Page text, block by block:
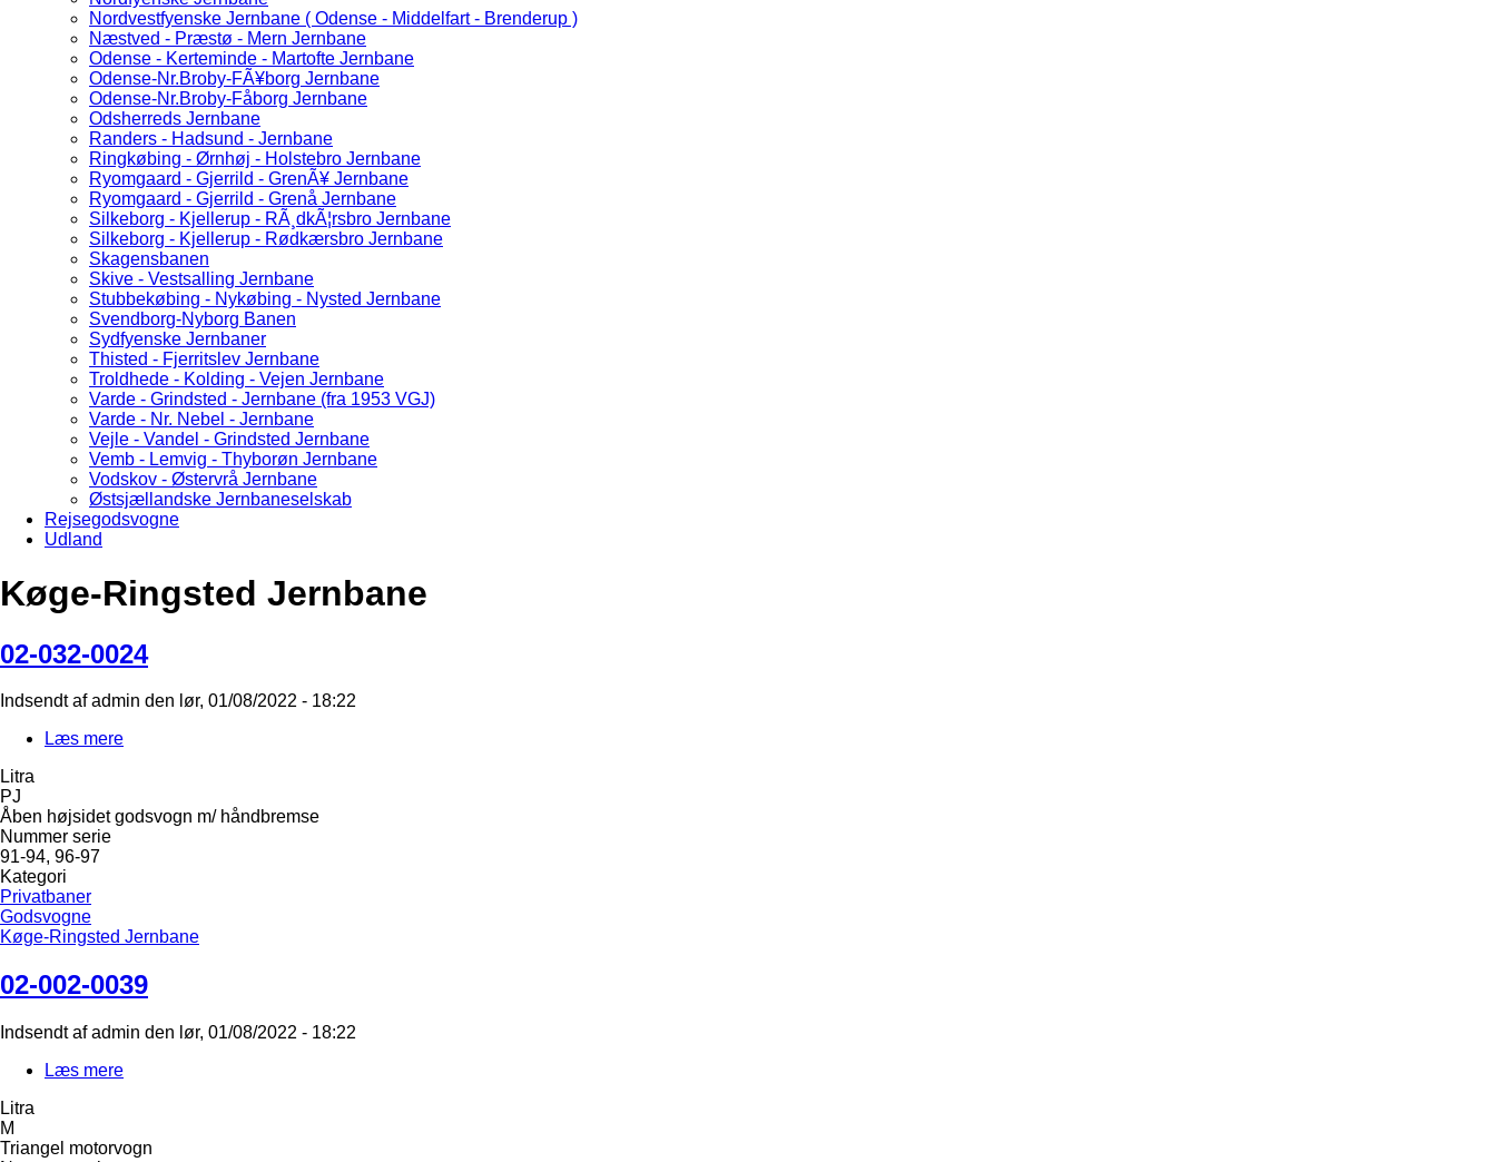
Nordvestfyenske Jernbane ( Odense - Middelfart - Brenderup )
Næstved - Præstø - Mern Jernbane
Odense - Kerteminde - Martofte Jernbane
Odense-Nr.Broby-FÃ¥borg Jernbane
Odense-Nr.Broby-Fåborg Jernbane
Odsherreds Jernbane
Randers - Hadsund - Jernbane
Ringkøbing - Ørnhøj - Holstebro Jernbane
Ryomgaard - Gjerrild - GrenÃ¥ Jernbane
Ryomgaard - Gjerrild - Grenå Jernbane
Silkeborg - Kjellerup - RÃ¸dkÃ¦rsbro Jernbane
Silkeborg - Kjellerup - Rødkærsbro Jernbane
Skagensbanen
Skive - Vestsalling Jernbane
Stubbekøbing - Nykøbing - Nysted Jernbane
Svendborg-Nyborg Banen
Sydfyenske Jernbaner
Thisted - Fjerritslev Jernbane
Troldhede - Kolding - Vejen Jernbane
Varde - Grindsted - Jernbane (fra 1953 VGJ)
Varde - Nr. Nebel - Jernbane
Vejle - Vandel - Grindsted Jernbane
Vemb - Lemvig - Thyborøn Jernbane
Vodskov - Østervrå Jernbane
Østsjællandske Jernbaneselskab
Rejsegodsvogne
Udland
Køge-Ringsted Jernbane
02-032-0024
Indsendt afadmin den lør, 01/08/2022 - 18:22
Læs mere
Litra
PJ
Åben højsidet godsvogn m/ håndbremse
Nummer serie
91-94, 96-97
Kategori
Privatbaner
Godsvogne
Køge-Ringsted Jernbane
02-002-0039
Indsendt afadmin den lør, 01/08/2022 - 18:22
Læs mere
Litra
M
Triangel motorvogn